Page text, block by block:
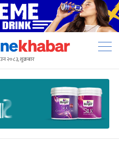
२०८३, शुक्रबार